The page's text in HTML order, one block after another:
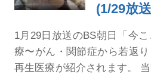
(1/29放
1月29日放送のBS朝日「今
療〜がん・関節症から若返
再生医療が紹介されます。